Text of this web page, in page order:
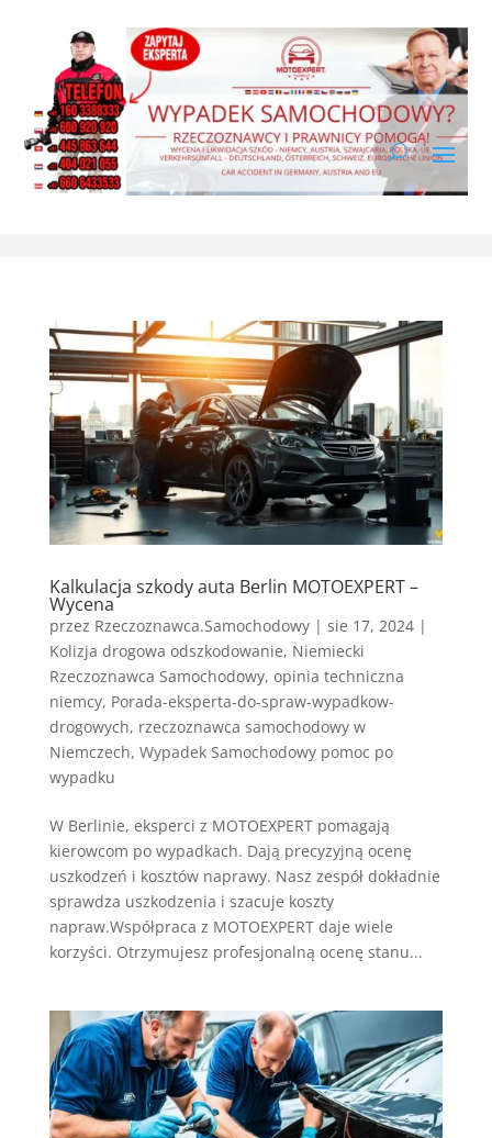
Kalkulacja szkody auta Berlin MOTOEXPERT –
Wycena
przez Rzeczoznawca.Samochodowy| sie 17, 2024|
Kolizja drogowa odszkodowanie, Niemiecki
Rzeczoznawca Samochodowy, opinia techniczna
niemcy, Porada-eksperta-do-spraw-wypadkow-
drogowych, rzeczoznawca samochodowy w
Niemczech, Wypadek Samochodowy pomoc po
wypadku
W Berlinie, eksperci z MOTOEXPERT pomagają
kierowcom po wypadkach. Dają precyzyjną ocenę
uszkodzeń i kosztów naprawy. Nasz zespół dokładnie
sprawdza uszkodzenia i szacuje koszty
napraw.Współpraca z MOTOEXPERT daje wiele
korzyści. Otrzymujesz profesjonalną ocenę stanu...